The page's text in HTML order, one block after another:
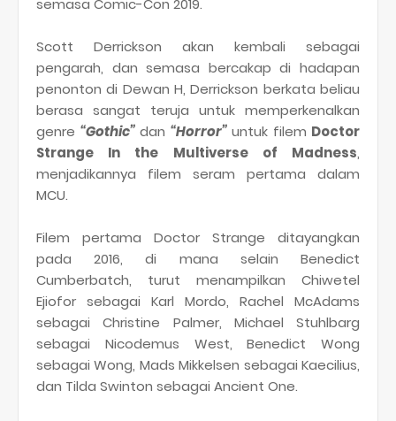
Scott Derrickson akan kembali sebagai
pengarah, dan semasa bercakap di hadapan
penonton di Dewan H, Derrickson berkata beliau
berasa sangat teruja untuk memperkenalkan
genre “Gothic”dan “Horror”untuk filem Doctor
Strange In the Multiverse of Madness,
menjadikannya filem seram pertama dalam
MCU.
Filem pertama Doctor Strange ditayangkan
pada 2016, di mana selain Benedict
Cumberbatch, turut menampilkan Chiwetel
Ejiofor sebagai Karl Mordo, Rachel McAdams
sebagai Christine Palmer, Michael Stuhlbarg
sebagai Nicodemus West, Benedict Wong
sebagai Wong, Mads Mikkelsen sebagai Kaecilius,
dan Tilda Swinton sebagai Ancient One.